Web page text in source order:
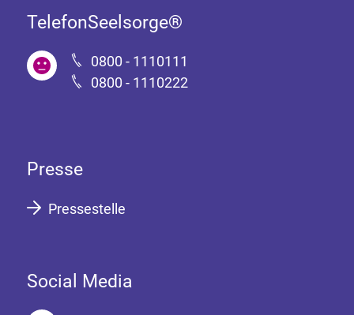
TelefonSeelsorge®
0800 - 1110111
0800 - 1110222
Presse
Pressestelle
Social Media